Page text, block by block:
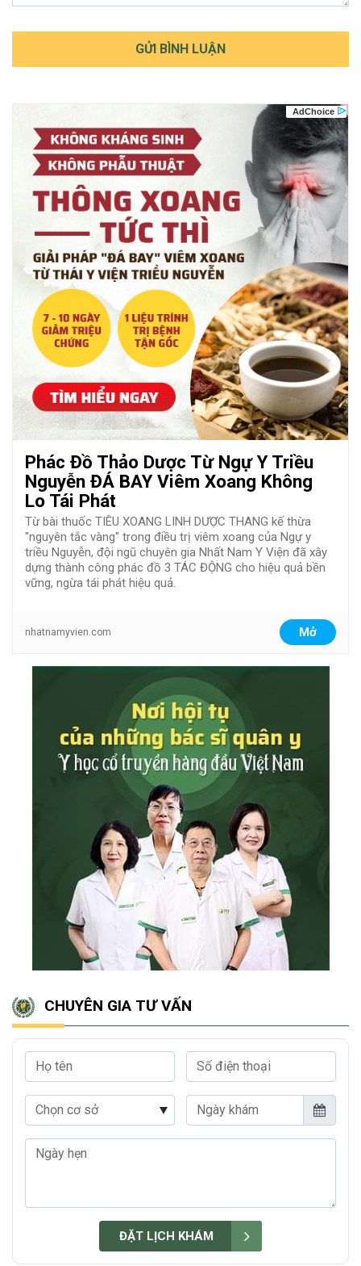
Phác Đồ Thảo Dược Từ Ngự Y Triều
Nguyễn ĐÁ BAY Viêm Xoang Không
Lo Tái Phát
Từ bài thuốc TIÊU XOANG LINH DƯỢC THANG kế thừa
"nguyên tắc vàng" trong điều trị viêm xoang của Ngự y
triều Nguyễn, đội ngũ chuyên gia Nhất Nam Y Viện đã xây
dựng thành công phác đồ 3 TÁC ĐỘNG cho hiệu quả bền
vững, ngừa tái phát hiệu quả.
nhatnamyvien.com Mở
CHUYÊN GIA TƯ VẤN
Họ tên Số điện thoại
Chọn cơ sở Ngày khám
Ngày hẹn
ĐẶT LỊCH KHÁM